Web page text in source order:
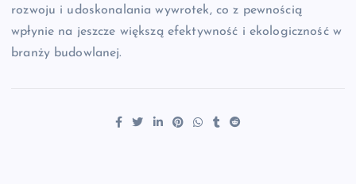
rozwoju i udoskonalania wywrotek, co z pewnością
wpłynie na jeszcze większą efektywność i ekologiczność w
branży budowlanej.